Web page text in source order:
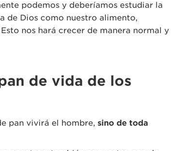
podemos y deberíamos estudiar la
de Dios como nuestro alimento,
nos hará crecer de manera normal y
de vida de los
pan vivirá el hombre, sino de toda